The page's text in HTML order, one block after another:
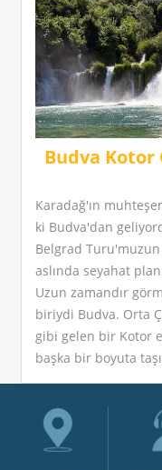
Budva Kotor
Karadağ'ın
ki Budva'dan
Belgrad
aslında seyahat
Uzun zamandır
biriydi Budva. Orta
gibi gelen bir Kotor
başka bir boyuta